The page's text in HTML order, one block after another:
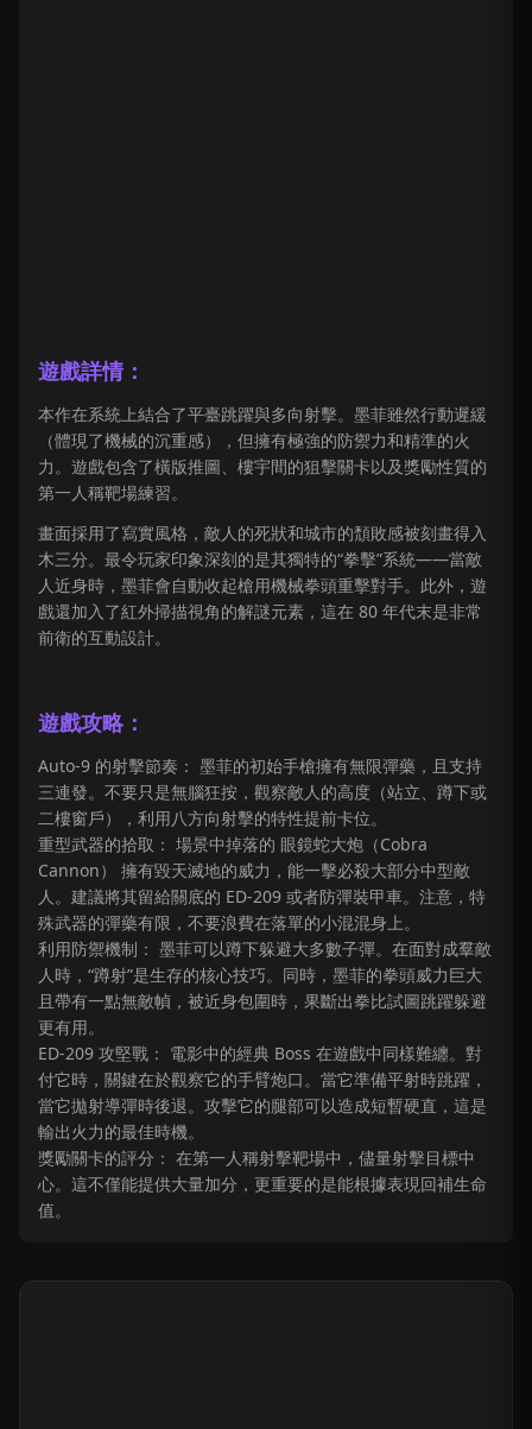
遊戲詳情：
本作在系統上結合了平臺跳躍與多向射擊。墨菲雖然行動遲緩
（體現了機械的沉重感），但擁有極強的防禦力和精準的火
力。遊戲包含了橫版推圖、樓宇間的狙擊關卡以及獎勵性質的
第一人稱靶場練習。
畫面採用了寫實風格，敵人的死狀和城市的頹敗感被刻畫得入
木三分。最令玩家印象深刻的是其獨特的“拳擊”系統——當敵
人近身時，墨菲會自動收起槍用機械拳頭重擊對手。此外，遊
戲還加入了紅外掃描視角的解謎元素，這在 80 年代末是非常
前衛的互動設計。
遊戲攻略：
Auto-9 的射擊節奏： 墨菲的初始手槍擁有無限彈藥，且支持
三連發。不要只是無腦狂按，觀察敵人的高度（站立、蹲下或
二樓窗戶），利用八方向射擊的特性提前卡位。
重型武器的拾取： 場景中掉落的 眼鏡蛇大炮（Cobra
Cannon） 擁有毀天滅地的威力，能一擊必殺大部分中型敵
人。建議將其留給關底的 ED-209 或者防彈裝甲車。注意，特
殊武器的彈藥有限，不要浪費在落單的小混混身上。
利用防禦機制： 墨菲可以蹲下躲避大多數子彈。在面對成羣敵
人時，“蹲射”是生存的核心技巧。同時，墨菲的拳頭威力巨大
且帶有一點無敵幀，被近身包圍時，果斷出拳比試圖跳躍躲避
更有用。
ED-209 攻堅戰： 電影中的經典 Boss 在遊戲中同樣難纏。對
付它時，關鍵在於觀察它的手臂炮口。當它準備平射時跳躍，
當它拋射導彈時後退。攻擊它的腿部可以造成短暫硬直，這是
輸出火力的最佳時機。
獎勵關卡的評分： 在第一人稱射擊靶場中，儘量射擊目標中
心。這不僅能提供大量加分，更重要的是能根據表現回補生命
值。